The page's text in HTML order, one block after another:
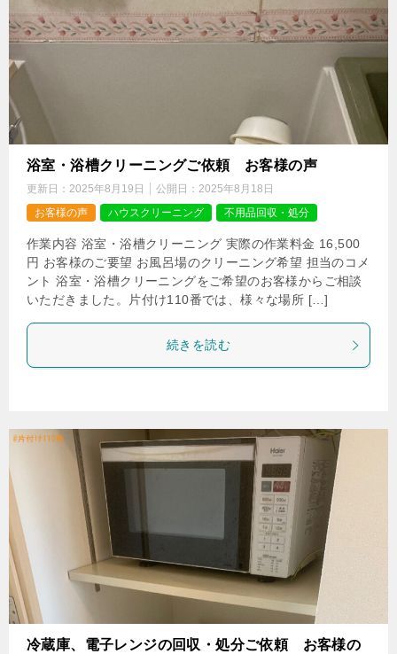
浴室・浴槽クリーニングご依頼 お客様の声
更新日： 2025年8月19日 公開日： 2025年8月18日
お客様の声
ハウスクリーニング 不用品回収・処分
作業内容 浴室・浴槽クリーニング 実際の作業料金 16,500
円 お客様のご要望 お風呂場のクリーニング希望 担当のコメ
ント 浴室・浴槽クリーニングをご希望のお客様からご相談
いただきました。片付け110番では、様々な場所 […]
続きを読む
冷蔵庫、電子レンジの回収・処分ご依頼 お客様の